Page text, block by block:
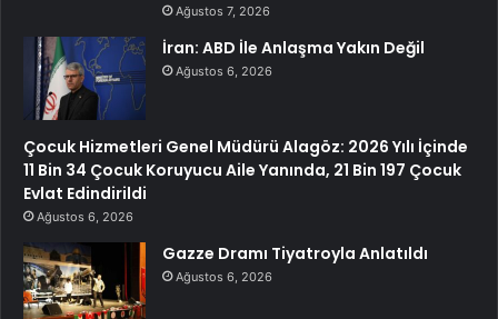
Ağustos 7, 2026
İran: ABD İle Anlaşma Yakın Değil
Ağustos 6, 2026
Çocuk Hizmetleri Genel Müdürü Alagöz: 2026 Yılı İçinde
11 Bin 34 Çocuk Koruyucu Aile Yanında, 21 Bin 197 Çocuk
Evlat Edindirildi
Ağustos 6, 2026
Gazze Dramı Tiyatroyla Anlatıldı
Ağustos 6, 2026